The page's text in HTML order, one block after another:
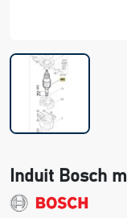
Induit Bosch